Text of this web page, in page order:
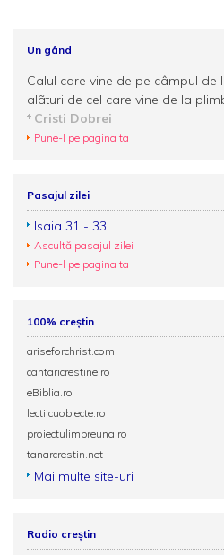
Un gând
Calul care vine de pe câmpul de
alãturi de cel care vine de la
Cristi Dobrei
Pune-l pe pagina ta
Pasajul zilei
Isaia 31 - 33
Ascultă pasajul zilei
Pune-l pe pagina ta
100% creștin
ariseforchrist.com
cantaricrestine.ro
eBiblia.ro
lectiicuobiecte.ro
proiectulimpreuna.ro
tanarcrestin.net
Mai multe site-uri
Radio creștin